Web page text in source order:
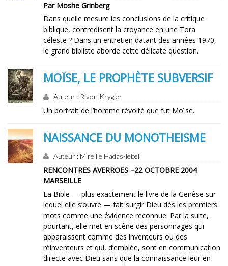
Par Moshe Grinberg
Dans quelle mesure les conclusions de la critique
biblique, contredisent la croyance en une Tora
céleste ? Dans un entretien datant des années 1970,
le grand bibliste aborde cette délicate question.
MOÏSE, LE PROPHÈTE SUBVERSIF
Auteur : Rivon Krygier
Un portrait de l’homme révolté que fut Moïse.
NAISSANCE DU MONOTHEISME
Auteur : Mireille Hadas-lebel
RENCONTRES AVERROES –22 OCTOBRE 2004
MARSEILLE
La Bible — plus exactement le livre de la Genèse sur
lequel elle s’ouvre — fait surgir Dieu dès les premiers
mots comme une évidence reconnue. Par la suite,
pourtant, elle met en scène des personnages qui
apparaissent comme des inventeurs ou des
réinventeurs et qui, d’emblée, sont en communication
directe avec Dieu sans que la connaissance leur en